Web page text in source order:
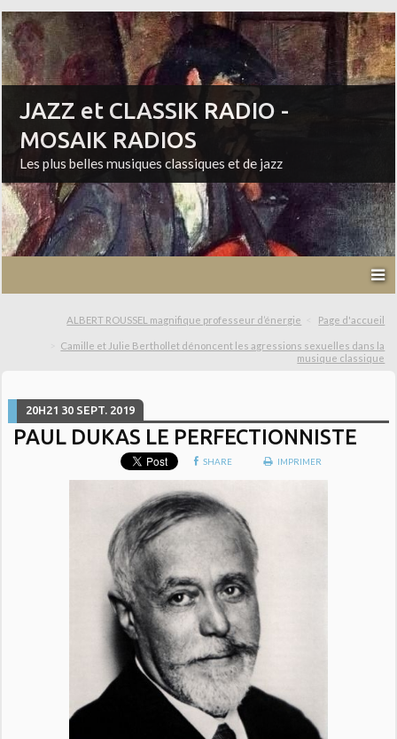
JAZZ et CLASSIK RADIO -
MOSAIK RADIOS
Les plus belles musiques classiques et de jazz
ALBERT ROUSSEL magnifique professeur d’énergie Page d'accueil
Camille et Julie Berthollet dénoncent les agressions sexuelles dans la
musique classique
20H21 30 SEPT. 2019
PAUL DUKAS LE PERFECTIONNISTE
SHARE IMPRIMER